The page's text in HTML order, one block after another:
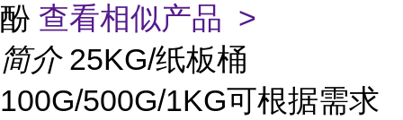
酚 查看相似产品 >
简介 25KG/纸板桶
100G/500G/1KG可根据需求